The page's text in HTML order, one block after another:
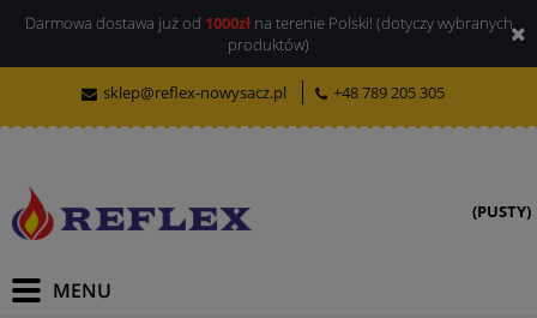
Darmowa dostawa już od 1000złna terenie Polski! (dotyczy wybranych
produktów)
sklep@reflex-nowysacz.pl +48 789 205 305
(PUSTY)